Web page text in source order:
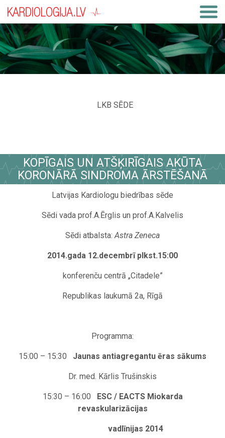
LKB SĒDE
KOPĪGAIS UN ATŠĶIRĪGAIS AKŪTA
KORONĀRĀ SINDROMA ĀRSTĒŠANĀ
Latvijas Kardiologu biedrības sēde
Sēdi vada prof.A.Ērglis un prof.A.Kalvelis
Sēdi atbalsta:Astra Zeneca
2014.gada 12.decembrī plkst.15:00
konferenču centrā „Citadele”
Republikas laukumā 2a, Rīgā
Programma:
15:00 – 15:30 Jaunas antiagregantu ēras sākums
Dr. med. Kārlis Trušinskis
15:30 – 16:00 ESC / EACTS Miokarda
revaskularizācijas
vadlīnijas 2014